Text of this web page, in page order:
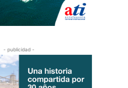
- publicidad -